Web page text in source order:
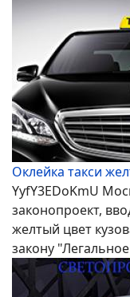
Оклейка такси
YyfY3EDoKmU
законопроект,
желтый цвет
закону